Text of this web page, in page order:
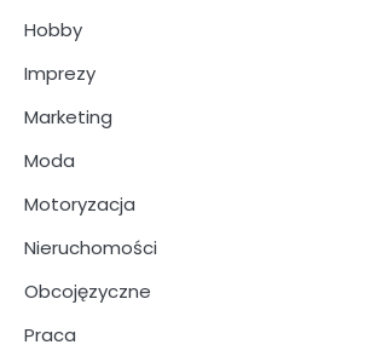
Hobby
Imprezy
Marketing
Moda
Motoryzacja
Nieruchomości
Obcojęzyczne
Praca